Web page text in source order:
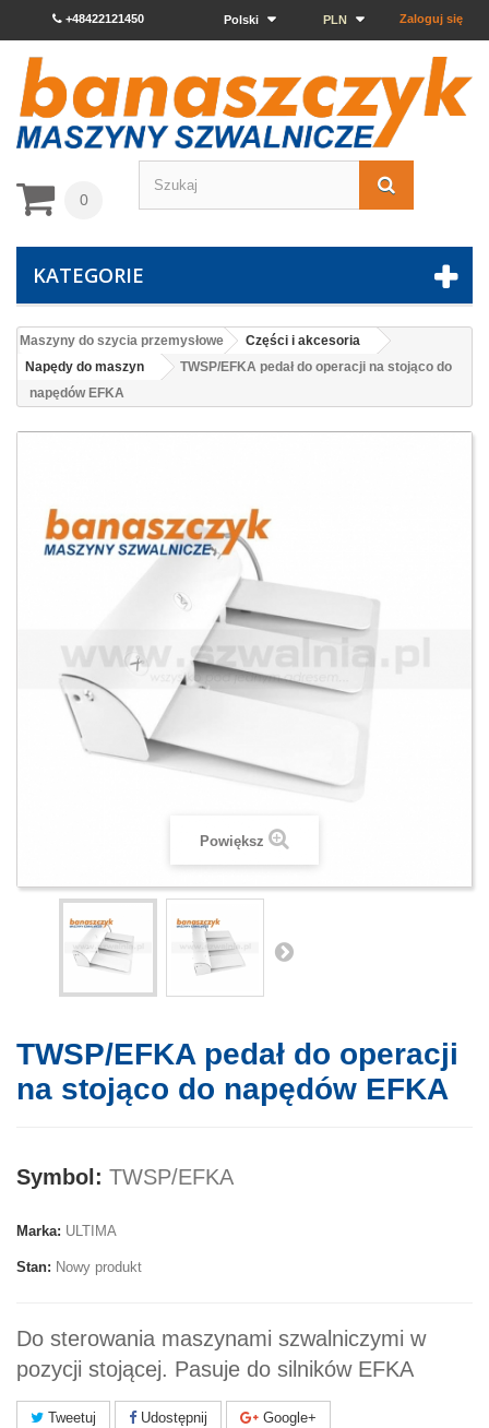
Zaloguj się
PLN
Polski
+48422121450
0
KATEGORIE
Maszyny do szycia przemysłowe
Części i akcesoria
Napędy do maszyn
TWSP/EFKA pedał do operacji na stojąco do
napędów EFKA
Powiększ
TWSP/EFKA pedał do operacji
na stojąco do napędów EFKA
Symbol: TWSP/EFKA
Marka: ULTIMA
Stan: Nowy produkt
Do sterowania maszynami szwalniczymi w
pozycji stojącej. Pasuje do silników EFKA
Tweetuj Udostępnij Google+